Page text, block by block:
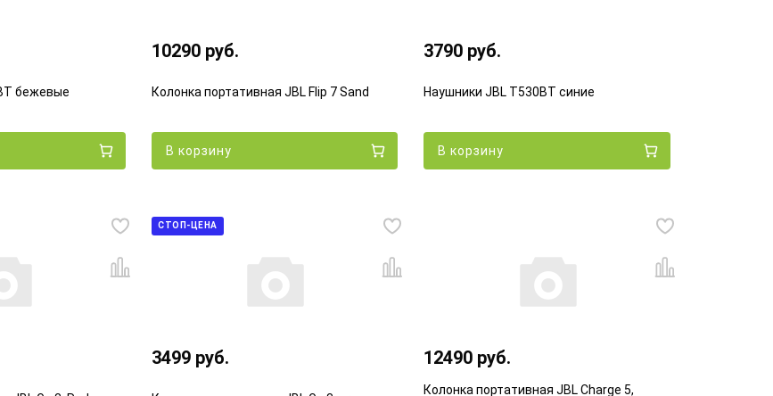
бежевые
10290 руб.
Колонка портативная JBL Flip 7 Sand
В корзину
3790 руб.
Наушники JBL T530BT синие
В корзину
СТОП-ЦЕНА
3499 руб. 12490 руб.
Колонка портативная JBL Charge 5,